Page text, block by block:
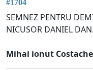
#1704
SEMNEZ PENTRU
NICUSOR DANIEL DAN.
Mihai ionut Costache